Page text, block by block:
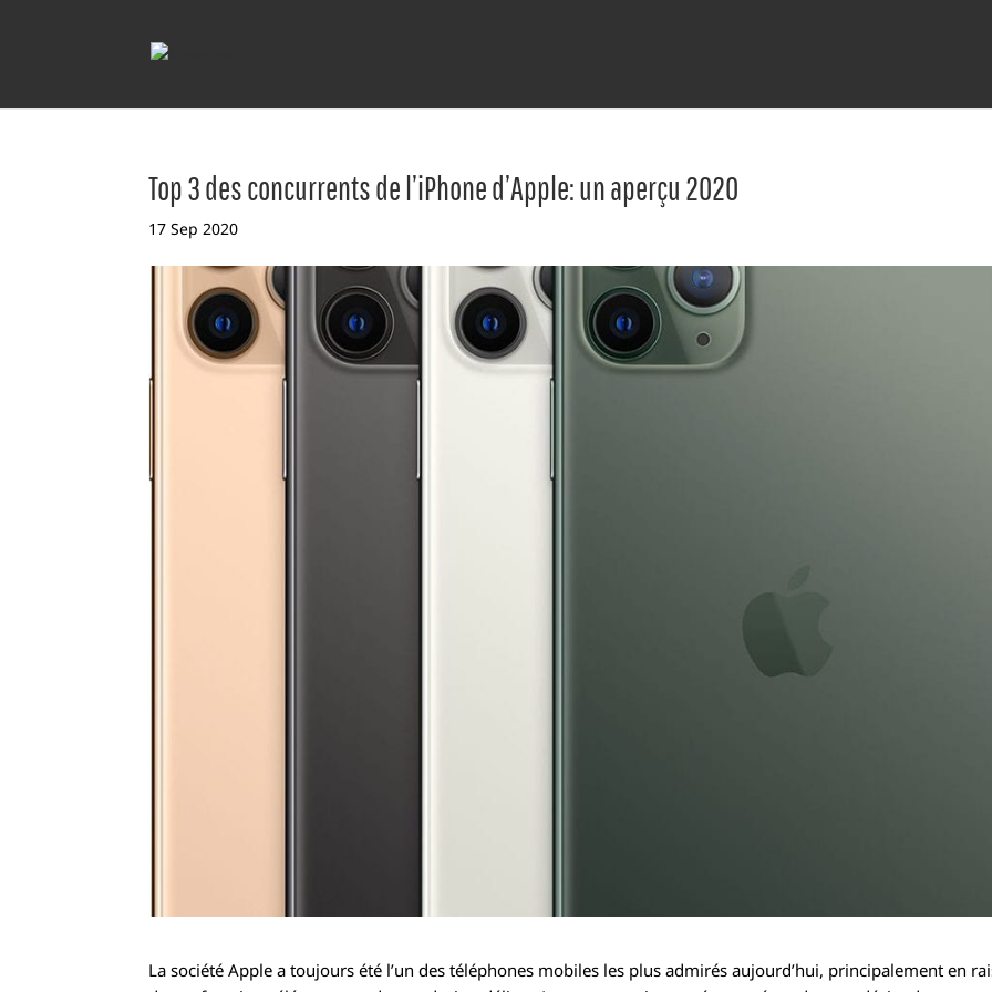
Top 3 des concurrents de l’iPhone d’Apple: un aperçu 2020
17 Sep 2020
La société Apple a toujours été l’un des téléphones mobiles les plus admirés aujourd’hui, principalement en